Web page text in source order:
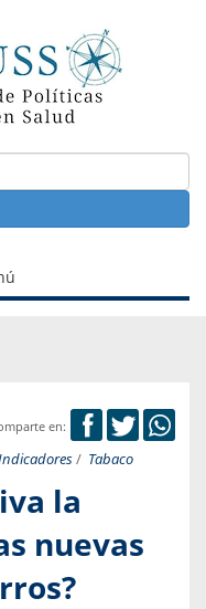
en:
/ Tabaco
la
nuevas